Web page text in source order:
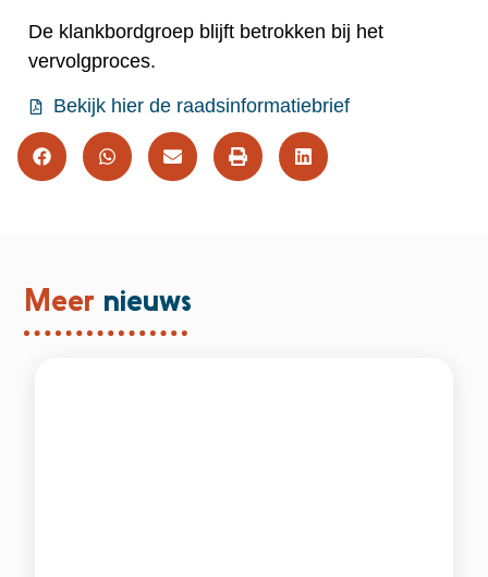
De klankbordgroep blijft betrokken bij het
vervolgproces.
Bekijk hier de raadsinformatiebrief
Meer nieuws